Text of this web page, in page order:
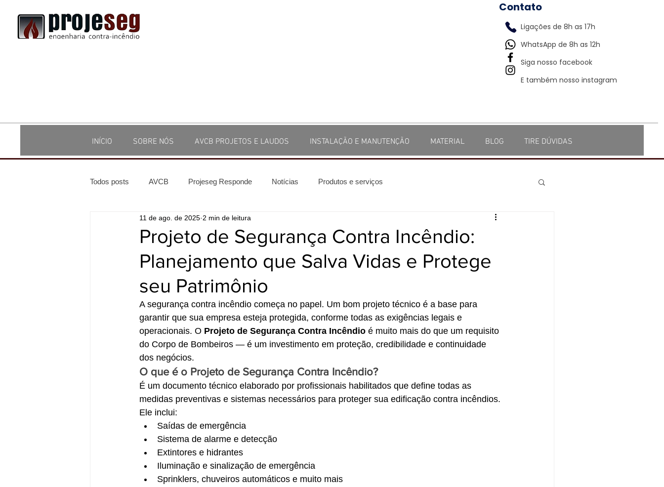
Contato
Ligações de 8h as 17h
WhatsApp de 8h as 12h
Siga nosso facebook
E também nosso instagram
INÍCIO SOBRE NÓS AVCB PROJETOS E LAUDOS INSTALAÇÃO E MANUTENÇÃO MATERIAL BLOG TIRE DÚVIDAS
Todos posts AVCB Projeseg Responde Notícias Produtos e serviços
Projeto de Segurança Contra Incêndio:
Planejamento que Salva Vidas e Protege
seu Patrimônio
11 de ago. de 2025 2 min de leitura
A segurança contra incêndio começa no papel. Um bom projeto técnico é a base para
garantir que sua empresa esteja protegida, conforme todas as exigências legais e
operacionais. O Projeto de Segurança Contra Incêndio é muito mais do que um requisito
do Corpo de Bombeiros — é um investimento em proteção, credibilidade e continuidade
dos negócios.
O que é o Projeto de Segurança Contra Incêndio?
É um documento técnico elaborado por profissionais habilitados que define todas as
medidas preventivas e sistemas necessários para proteger sua edificação contra incêndios.
Ele inclui:
Saídas de emergência
Sistema de alarme e detecção
Extintores e hidrantes
Iluminação e sinalização de emergência
Sprinklers, chuveiros automáticos e muito mais